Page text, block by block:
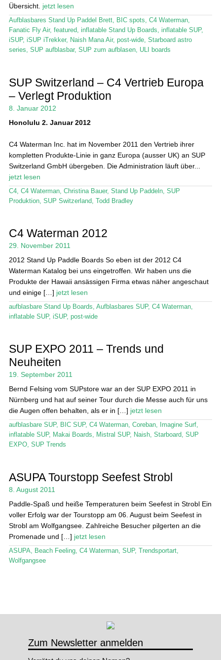
Zum Newsletter anmelden
Übersicht. jetzt lesen
Aufblasbares Stand Up Paddel Brett, BIC spots, C4 Waterman,
Fanatic Fly Air, featured, inflatable Stand Up Boards, inflatable SUP,
iSUP, iSUP iTrekker, Naish Mana Air, post-wide, Starboard astro
series, SUP aufblasbar, SUP zum aufblasen, ULI boards
SUP Switzerland – C4 Vertrieb Europa
– Verlegt Produktion
8. Januar 2012
Honolulu 2. Januar 2012
C4 Waterman Inc. hat im November 2011 den Vertrieb ihrer
kompletten Produkte-Linie in ganz Europa (ausser UK) an SUP
Switzerland GmbH übergeben. Die Administration läuft über...
jetzt lesen
C4, C4 Waterman, Christina Bauer, Stand Up Paddeln, SUP
Produktion, SUP Switzerland Todd Bradley
C4 Waterman 2012
29. November 2011
2012 Stand Up Paddle Boards So eben ist der 2012 C4
Waterman Katalog bei uns eingetroffen. Wir haben uns die
Produkte der Hawaii ansässigen Firma etwas näher angeschaut
und einige […] jetzt lesen
aufblasbare Stand Up Boards, Aufblasbares SUP, C4 Waterman,
inflatable SUP, iSUP, post-wide
SUP EXPO 2011 – Trends und
Neuheiten
19. September 2011
Bernd Felsing vom SUPstore war an der SUP EXPO 2011 in
Nürnberg und hat auf seiner Tour durch die Messe auch für uns
die Augen offen behalten, als er in […] jetzt lesen
aufblasbare SUP, BIC SUP, C4 Waterman, Coreban, Imagine Surf,
inflatable SUP, Makai Boards, Mistral SUP, Naish, Starboard, SUP
EXPO, SUP Trends
ASUPA Tourstopp Seefest Strobl
8. August 2011
Paddle-Spaß und heiße Temperaturen beim Seefest in Strobl Ein
voller Erfolg war der Tourstopp am 06. August beim Seefest in
Strobl am Wolfgangsee. Zahlreiche Besucher pilgerten an die
Promenade und […] jetzt lesen
ASUPA Beach Feeling, C4 Waterman, SUP, Trendsportart,
Wolfgangsee